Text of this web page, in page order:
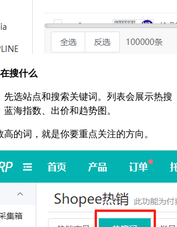
搜什么
选站点和搜索关键词。列表会展示热搜
海指数、出价和趋势图。
的词，就是你要重点关注的方向。